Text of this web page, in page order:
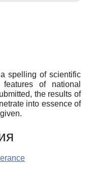
spelling of scientific
of national
the results of
into essence of